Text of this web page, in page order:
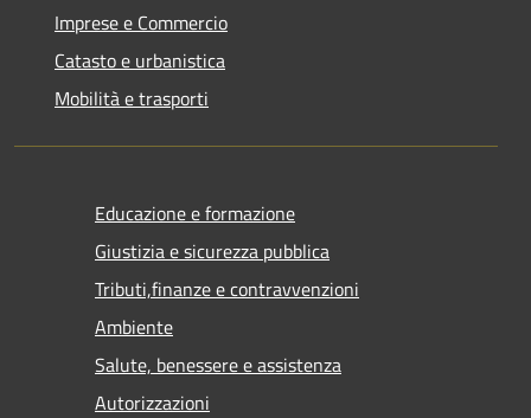
Imprese e Commercio
Catasto e urbanistica
Mobilità e trasporti
Educazione e formazione
Giustizia e sicurezza pubblica
Tributi,finanze e contravvenzioni
Ambiente
Salute, benessere e assistenza
Autorizzazioni